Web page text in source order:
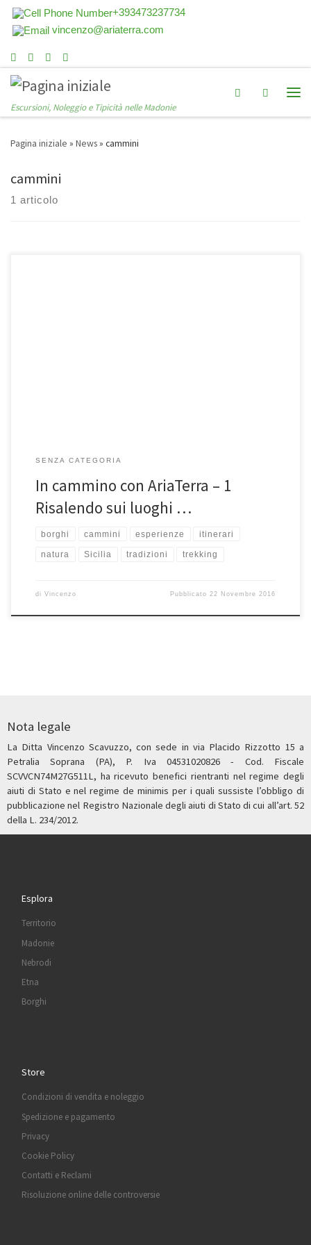
+393473237734
vincenzo@ariaterra.com
Escursioni, Noleggio e Tipicità nelle Madonie
Search
Pagina iniziale » News» cammini
cammini
1 articolo
SENZA CATEGORIA
In cammino con AriaTerra – 1
Risalendo sui luoghi …
borghi cammini esperienze itinerari
natura Sicilia tradizioni trekking
di Vincenzo Pubblicato22 Novembre 2016
Nota legale
La Ditta Vincenzo Scavuzzo, con sede in via Placido Rizzotto 15 a
Petralia Soprana (PA), P. Iva 04531020826 - Cod. Fiscale
SCVVCN74M27G511L, ha ricevuto benefici rientranti nel regime degli
aiuti di Stato e nel regime de minimis per i quali sussiste l’obbligo di
pubblicazione nel Registro Nazionale degli aiuti di Stato di cui all’art. 52
della L. 234/2012.
Esplora
Territorio
Madonie
Nebrodi
Etna
Borghi
Store
Condizioni di vendita e noleggio
Spedizione e pagamento
Privacy
Cookie Policy
Contatti e Reclami
Risoluzione online delle controversie